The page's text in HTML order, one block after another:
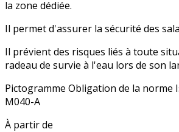
la zone dédiée.
Il permet d'assurer la sécurité des
Il prévient des risques liés à toute
radeau de survie à l'eau lors de son
Pictogramme Obligation de la norme
M040-A
À partir de